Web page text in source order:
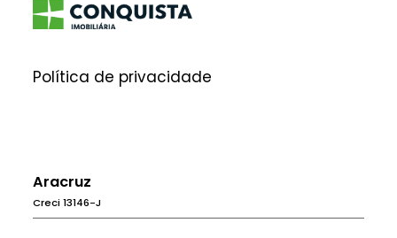
Política de privacidade
Aracruz
Creci 13146-J